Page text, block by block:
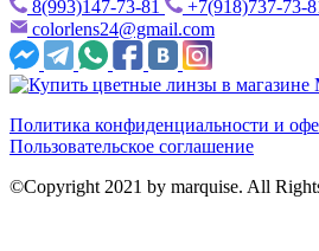
8(993)147-73-81 +7(918)737-73-
colorlens24@gmail.com
Политика конфиденциальности и
Пользовательское соглашение
©Copyright 2021 by marquise. All